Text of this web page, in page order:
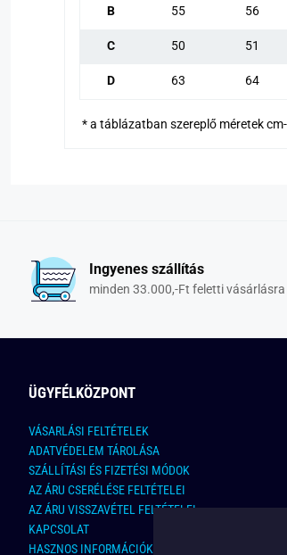
B 55 56
C 50 51
D 63 64
* a táblázatban szereplő méretek
Ingyenes szállítás
minden 33.000,-Ft feletti vásárlásra
ÜGYFÉLKÖZPONT
VÁSARLÁSI FELTÉTELEK
ADATVÉDELEM TÁROLÁSA
SZÁLLÍTÁSI ÉS FIZETÉSI MÓDOK
AZ ÁRU CSERÉLÉSE FELTÉTELEI
AZ ÁRU VISSZAVÉTEL FELTÉTELEI
KAPCSOLAT
HASZNOS INFORMÁCIÓK